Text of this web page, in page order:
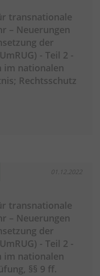
transnationale
– Neuerungen
der
- Teil 2 -
im nationalen
Rechtsschutz
01.12.2022
transnationale
– Neuerungen
der
- Teil 2 -
im nationalen
§§ 9 ff.